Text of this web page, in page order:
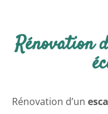
Rénovation
Rénovation d’un